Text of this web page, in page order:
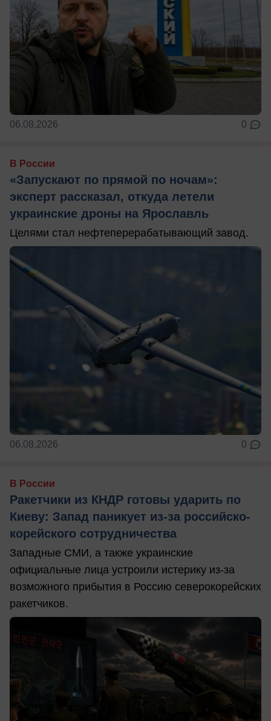
06.08.2026 0
В России
«Запускают по прямой по ночам»:
эксперт рассказал, откуда летели
украинские дроны на Ярославль
Целями стал нефтеперерабатывающий завод.
06.08.2026 0
В России
Ракетчики из КНДР готовы ударить по
Киеву: Запад паникует из-за российско-
корейского сотрудничества
Западные СМИ, а также украинские
официальные лица устроили истерику из-за
возможного прибытия в Россию северокорейских
ракетчиков.